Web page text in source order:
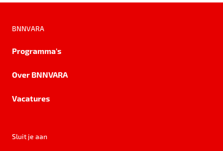
BNNVARA
Programma's
Over BNNVARA
Vacatures
Sluit je aan